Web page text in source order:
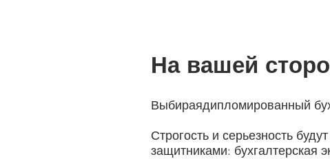
На вашей
Выбираядипломированный
Строгость и серьезность
защитниками: бухгалтерская